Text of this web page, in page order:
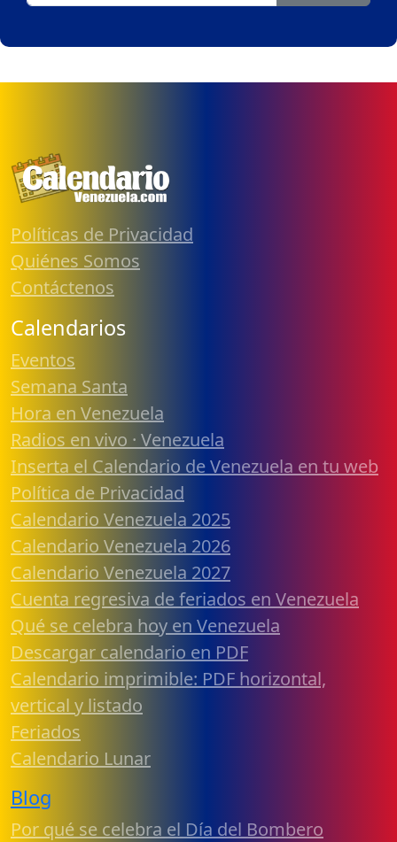
Políticas de Privacidad
Quiénes Somos
Contáctenos
Calendarios
Eventos
Semana Santa
Hora en Venezuela
Radios en vivo · Venezuela
Inserta el Calendario de Venezuela en tu web
Política de Privacidad
Calendario Venezuela 2025
Calendario Venezuela 2026
Calendario Venezuela 2027
Cuenta regresiva de feriados en Venezuela
Qué se celebra hoy en Venezuela
Descargar calendario en PDF
Calendario imprimible: PDF horizontal,
vertical y listado
Feriados
Calendario Lunar
Blog
Por qué se celebra el Día del Bombero